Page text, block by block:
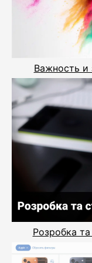
Важность и
Розробка